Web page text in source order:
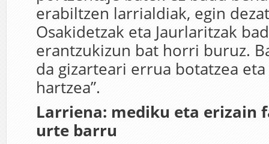
erabiltzen larrialdiak, egin
Osakidetzak eta Jaurlaritzak
erantzukizun bat horri buruz.
da gizarteari errua botatzea
hartzea”.
Larriena: mediku eta erizain
urte barru